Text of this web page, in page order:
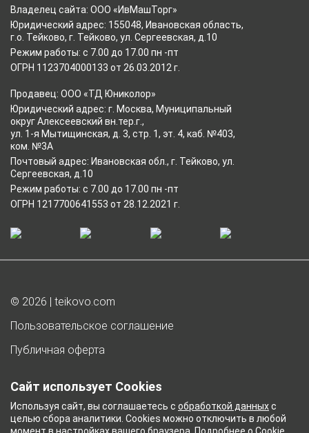
Владелец сайта: ООО «ИвМашТорг»
Юридический адрес: 155048, Ивановская область,
г.о. Тейково, г. Тейково, ул. Сергеевская, д.10
Режим работы: с 7.00 до 17.00 пн -пт
ОГРН 1123704000133 от 26.03.2012 г.
Продавец: ООО «ТД Юниколор»
Юридический адрес: г. Москва, Муниципальный
округ Алексеевский вн.тер.г.,
ул. 1-я Мытищинская, д. 3, стр. 1, эт. 4, каб. №403,
ком. №3А
Почтовый адрес: Ивановская обл., г. Тейково, ул.
Сергеевская, д.10
Режим работы: с 7.00 до 17.00 пн -пт
ОГРН 1217700641553 от 28.12.2021 г.
© 2026 | teikovo.com
Пользовательское соглашение
Публичная оферта
Политика обработки персональных данных
Сайт использует Cookies
Используя сайт, вы соглашаетесь с обработкой данныхс
целью сбора аналитики. Cookies можно отключить в любой